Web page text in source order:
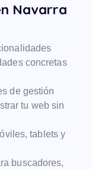
Navarra
concretas
de gestión
tu web sin
tablets y
buscadores,